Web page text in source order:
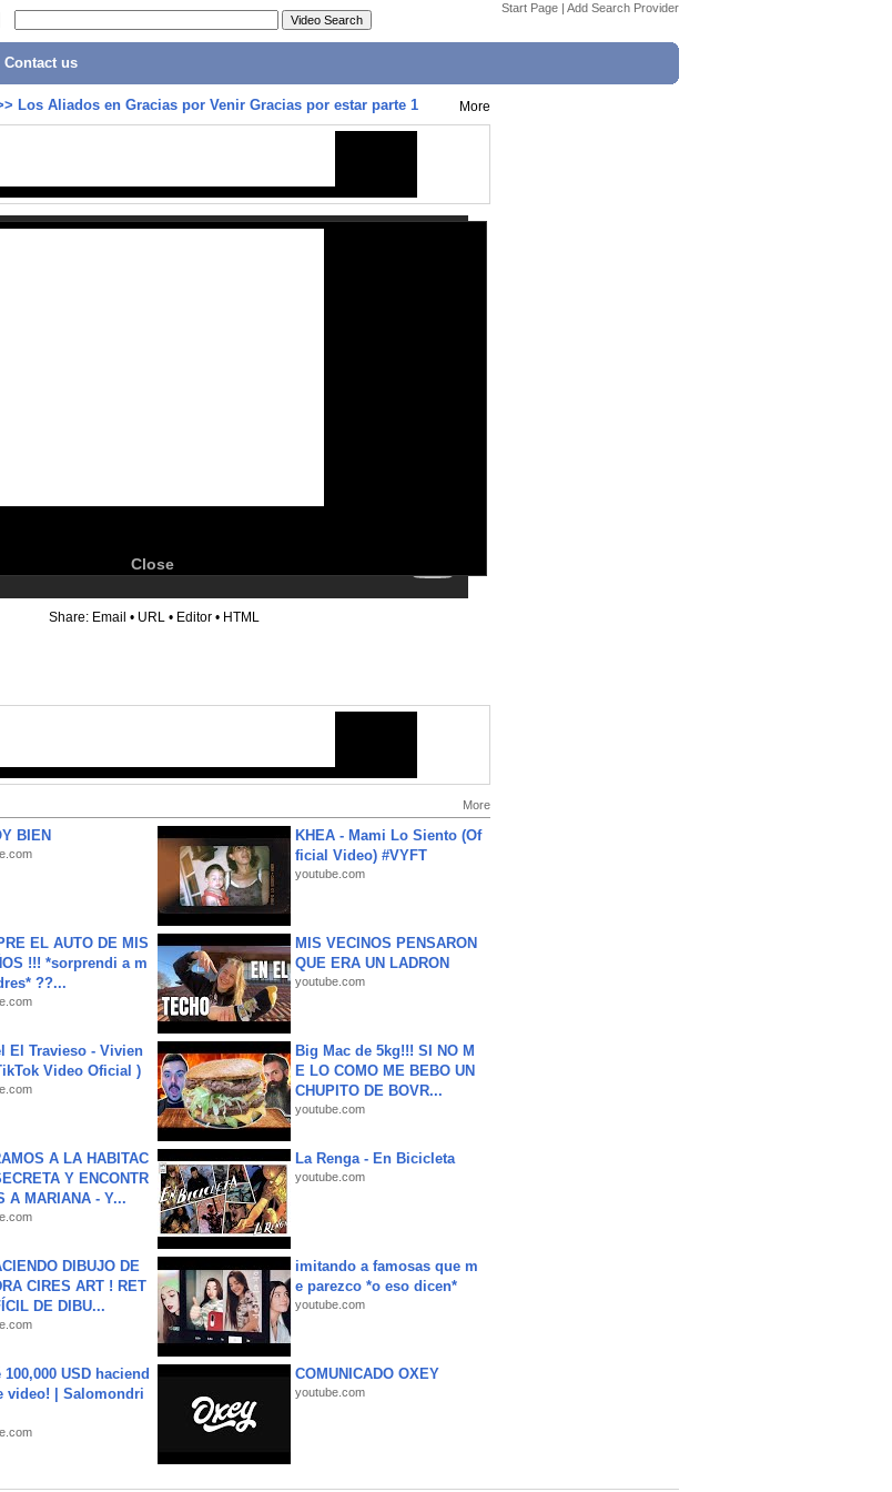
Start Page | Add Search Provider
Contact us
Los Aliados en Gracias por Venir Gracias por estar parte 1 More
Close
Share: Email • URL • Editor • HTML
More
BIEN
KHEA - Mami Lo Siento (Of
ficial Video) #VYFT
youtube.com
EL AUTO DE MIS
!!! *sorprendi a m
??...
MIS VECINOS PENSARON
QUE ERA UN LADRON
youtube.com
El Travieso - Vivien
Video Oficial )
Big Mac de 5kg!!! SI NO M
E LO COMO ME BEBO UN
CHUPITO DE BOVR...
youtube.com
A LA HABITAC
Y ENCONTR
A MARIANA - Y...
La Renga - En Bicicleta
youtube.com
DIBUJO DE
CIRES ART ! RET
DE DIBU...
imitando a famosas que m
e parezco *o eso dicen*
youtube.com
100,000 USD haciend
video! | Salomondri
COMUNICADO OXEY
youtube.com